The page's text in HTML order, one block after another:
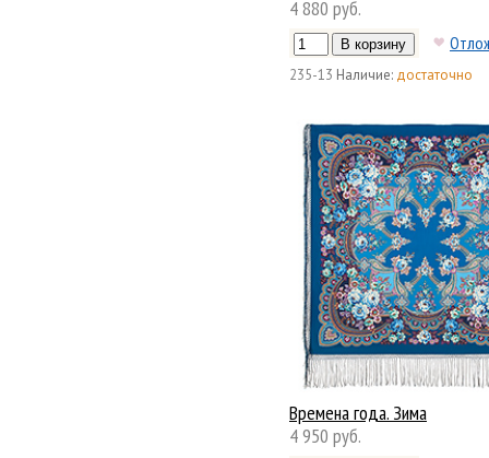
4 880 руб.
235-13 Наличие: достаточно
Времена года. Зима
4 950 руб.